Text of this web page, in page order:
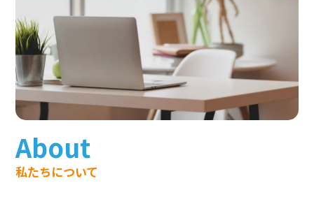
About
私たちについて